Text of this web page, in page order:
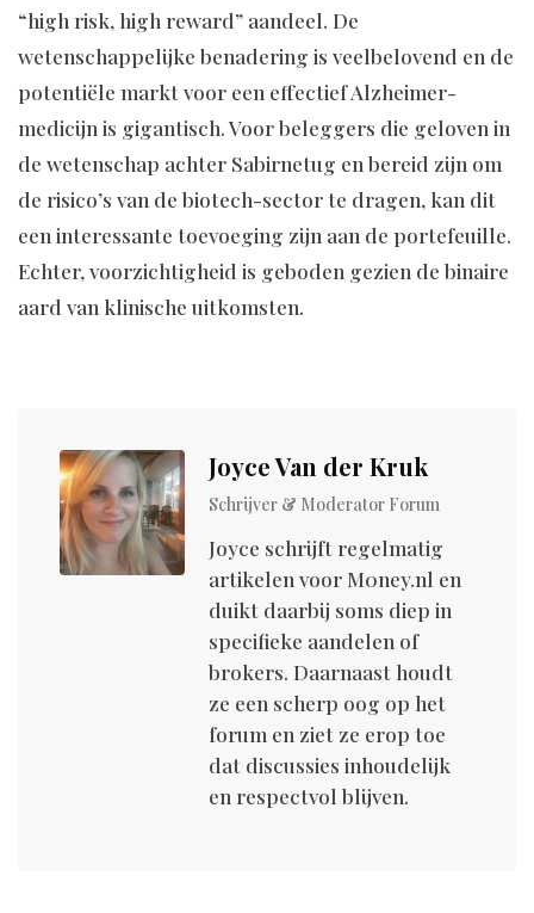
“high risk, high reward” aandeel. De
wetenschappelijke benadering is veelbelovend en de
potentiële markt voor een effectief Alzheimer-
medicijn is gigantisch. Voor beleggers die geloven in
de wetenschap achter Sabirnetug en bereid zijn om
de risico’s van de biotech-sector te dragen, kan dit
een interessante toevoeging zijn aan de portefeuille.
Echter, voorzichtigheid is geboden gezien de binaire
aard van klinische uitkomsten.
Joyce Van der Kruk
Schrijver & Moderator Forum
Joyce schrijft regelmatig
artikelen voor M0ney.nl en
duikt daarbij soms diep in
specifieke aandelen of
brokers. Daarnaast houdt
ze een scherp oog op het
forum en ziet ze erop toe
dat discussies inhoudelijk
en respectvol blijven.